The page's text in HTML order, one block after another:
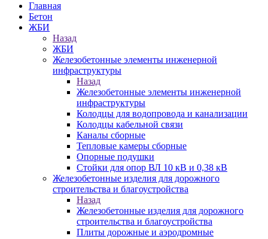
Главная
Бетон
ЖБИ
Назад
ЖБИ
Железобетонные элементы инженерной
инфраструктуры
Назад
Железобетонные элементы инженерной
инфраструктуры
Колодцы для водопровода и канализации
Колодцы кабельной связи
Каналы сборные
Тепловые камеры сборные
Опорные подушки
Стойки для опор ВЛ 10 кВ и 0,38 кВ
Железобетонные изделия для дорожного
строительства и благоустройства
Назад
Железобетонные изделия для дорожного
строительства и благоустройства
Плиты дорожные и аэродромные